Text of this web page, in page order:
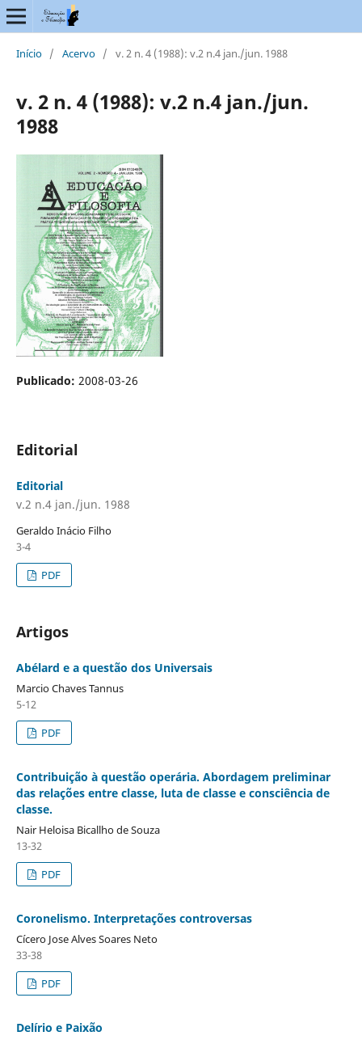
Início / Acervo / v. 2 n. 4 (1988): v.2 n.4 jan./jun. 1988
v. 2 n. 4 (1988): v.2 n.4 jan./jun.
1988
Publicado: 2008-03-26
Editorial
Editorial
v.2 n.4 jan./jun. 1988
Geraldo Inácio Filho
3-4
PDF
Artigos
Abélard e a questão dos Universais
Marcio Chaves Tannus
5-12
PDF
Contribuição à questão operária. Abordagem preliminar
das relações entre classe, luta de classe e consciência de
classe.
Nair Heloisa Bicallho de Souza
13-32
PDF
Coronelismo. Interpretações controversas
Cícero Jose Alves Soares Neto
33-38
PDF
Delírio e Paixão